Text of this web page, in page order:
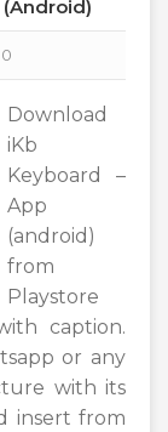
(android)
0
Download
iKb
Keyboard –
App
(android)
from
Playstore
caption.
or any
with its
insert from